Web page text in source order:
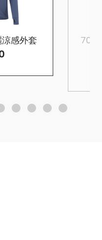
感外套 70